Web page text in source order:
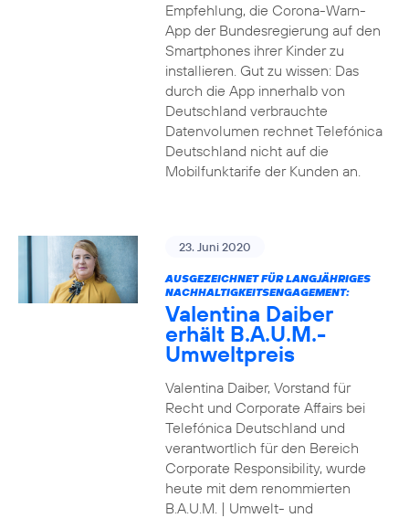
Empfehlung, die Corona-Warn-
App der Bundesregierung auf den
Smartphones ihrer Kinder zu
installieren. Gut zu wissen: Das
durch die App innerhalb von
Deutschland verbrauchte
Datenvolumen rechnet Telefónica
Deutschland nicht auf die
Mobilfunktarife der Kunden an.
23. Juni 2020
AUSGEZEICHNET FÜR LANGJÄHRIGES
NACHHALTIGKEITSENGAGEMENT:
Valentina Daiber
erhält B.A.U.M.-
Umweltpreis
Valentina Daiber, Vorstand für
Recht und Corporate Affairs bei
Telefónica Deutschland und
verantwortlich für den Bereich
Corporate Responsibility, wurde
heute mit dem renommierten
B.A.U.M. | Umwelt- und